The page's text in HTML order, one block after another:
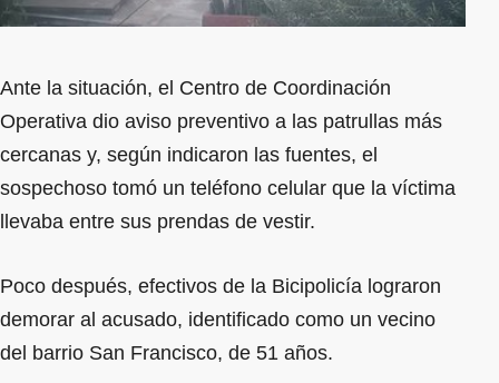
Ante la situación, el Centro de Coordinación
Operativa dio aviso preventivo a las patrullas más
cercanas y, según indicaron las fuentes, el
sospechoso tomó un teléfono celular que la víctima
llevaba entre sus prendas de vestir.
Poco después, efectivos de la Bicipolicía lograron
demorar al acusado, identificado como un vecino
del barrio San Francisco, de 51 años.